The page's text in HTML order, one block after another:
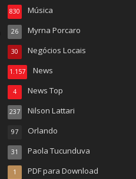
Música
830
Myrna Porcaro
26
Negócios Locais
30
News
1.157
News Top
4
Nilson Lattari
237
Orlando
97
Paola Tucunduva
31
PDF para Download
1